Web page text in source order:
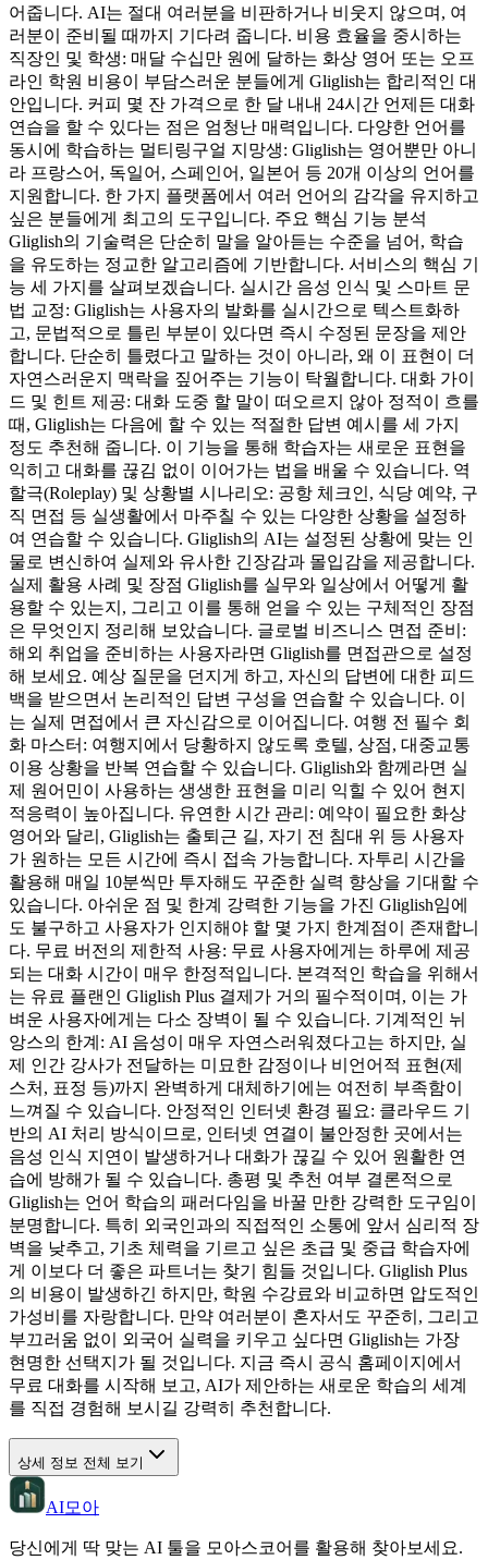
어줍니다. AI는 절대 여러분을 비판하거나 비웃지 않으며, 여
러분이 준비될 때까지 기다려 줍니다. 비용 효율을 중시하는
직장인 및 학생: 매달 수십만 원에 달하는 화상 영어 또는 오프
라인 학원 비용이 부담스러운 분들에게 Gliglish는 합리적인 대
안입니다. 커피 몇 잔 가격으로 한 달 내내 24시간 언제든 대화
연습을 할 수 있다는 점은 엄청난 매력입니다. 다양한 언어를
동시에 학습하는 멀티링구얼 지망생: Gliglish는 영어뿐만 아니
라 프랑스어, 독일어, 스페인어, 일본어 등 20개 이상의 언어를
지원합니다. 한 가지 플랫폼에서 여러 언어의 감각을 유지하고
싶은 분들에게 최고의 도구입니다. 주요 핵심 기능 분석
Gliglish의 기술력은 단순히 말을 알아듣는 수준을 넘어, 학습
을 유도하는 정교한 알고리즘에 기반합니다. 서비스의 핵심 기
능 세 가지를 살펴보겠습니다. 실시간 음성 인식 및 스마트 문
법 교정: Gliglish는 사용자의 발화를 실시간으로 텍스트화하
고, 문법적으로 틀린 부분이 있다면 즉시 수정된 문장을 제안
합니다. 단순히 틀렸다고 말하는 것이 아니라, 왜 이 표현이 더
자연스러운지 맥락을 짚어주는 기능이 탁월합니다. 대화 가이
드 및 힌트 제공: 대화 도중 할 말이 떠오르지 않아 정적이 흐를
때, Gliglish는 다음에 할 수 있는 적절한 답변 예시를 세 가지
정도 추천해 줍니다. 이 기능을 통해 학습자는 새로운 표현을
익히고 대화를 끊김 없이 이어가는 법을 배울 수 있습니다. 역
할극(Roleplay) 및 상황별 시나리오: 공항 체크인, 식당 예약, 구
직 면접 등 실생활에서 마주칠 수 있는 다양한 상황을 설정하
여 연습할 수 있습니다. Gliglish의 AI는 설정된 상황에 맞는 인
물로 변신하여 실제와 유사한 긴장감과 몰입감을 제공합니다.
실제 활용 사례 및 장점 Gliglish를 실무와 일상에서 어떻게 활
용할 수 있는지, 그리고 이를 통해 얻을 수 있는 구체적인 장점
은 무엇인지 정리해 보았습니다. 글로벌 비즈니스 면접 준비:
해외 취업을 준비하는 사용자라면 Gliglish를 면접관으로 설정
해 보세요. 예상 질문을 던지게 하고, 자신의 답변에 대한 피드
백을 받으면서 논리적인 답변 구성을 연습할 수 있습니다. 이
는 실제 면접에서 큰 자신감으로 이어집니다. 여행 전 필수 회
화 마스터: 여행지에서 당황하지 않도록 호텔, 상점, 대중교통
이용 상황을 반복 연습할 수 있습니다. Gliglish와 함께라면 실
제 원어민이 사용하는 생생한 표현을 미리 익힐 수 있어 현지
적응력이 높아집니다. 유연한 시간 관리: 예약이 필요한 화상
영어와 달리, Gliglish는 출퇴근 길, 자기 전 침대 위 등 사용자
가 원하는 모든 시간에 즉시 접속 가능합니다. 자투리 시간을
활용해 매일 10분씩만 투자해도 꾸준한 실력 향상을 기대할 수
있습니다. 아쉬운 점 및 한계 강력한 기능을 가진 Gliglish임에
도 불구하고 사용자가 인지해야 할 몇 가지 한계점이 존재합니
다. 무료 버전의 제한적 사용: 무료 사용자에게는 하루에 제공
되는 대화 시간이 매우 한정적입니다. 본격적인 학습을 위해서
는 유료 플랜인 Gliglish Plus 결제가 거의 필수적이며, 이는 가
벼운 사용자에게는 다소 장벽이 될 수 있습니다. 기계적인 뉘
앙스의 한계: AI 음성이 매우 자연스러워졌다고는 하지만, 실
제 인간 강사가 전달하는 미묘한 감정이나 비언어적 표현(제
스처, 표정 등)까지 완벽하게 대체하기에는 여전히 부족함이
느껴질 수 있습니다. 안정적인 인터넷 환경 필요: 클라우드 기
반의 AI 처리 방식이므로, 인터넷 연결이 불안정한 곳에서는
음성 인식 지연이 발생하거나 대화가 끊길 수 있어 원활한 연
습에 방해가 될 수 있습니다. 총평 및 추천 여부 결론적으로
Gliglish는 언어 학습의 패러다임을 바꿀 만한 강력한 도구임이
분명합니다. 특히 외국인과의 직접적인 소통에 앞서 심리적 장
벽을 낮추고, 기초 체력을 기르고 싶은 초급 및 중급 학습자에
게 이보다 더 좋은 파트너는 찾기 힘들 것입니다. Gliglish Plus
의 비용이 발생하긴 하지만, 학원 수강료와 비교하면 압도적인
가성비를 자랑합니다. 만약 여러분이 혼자서도 꾸준히, 그리고
부끄러움 없이 외국어 실력을 키우고 싶다면 Gliglish는 가장
현명한 선택지가 될 것입니다. 지금 즉시 공식 홈페이지에서
무료 대화를 시작해 보고, AI가 제안하는 새로운 학습의 세계
를 직접 경험해 보시길 강력히 추천합니다.
상세 정보 전체 보기
AI모아
당신에게 딱 맞는 AI 툴을 모아스코어를 활용해 찾아보세요.